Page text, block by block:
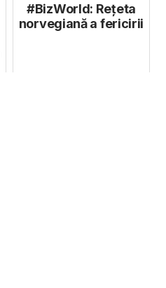
#BizWorld: Rețeta
norvegiană a fericirii